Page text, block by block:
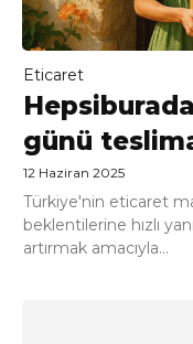
Eticaret
günü
12 Haziran 2025
Türkiye'nin eticaret
beklentilerine hızlı
artırmak amacıyla...